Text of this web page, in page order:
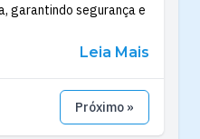
garantindo segurança e
Leia Mais
Próximo »